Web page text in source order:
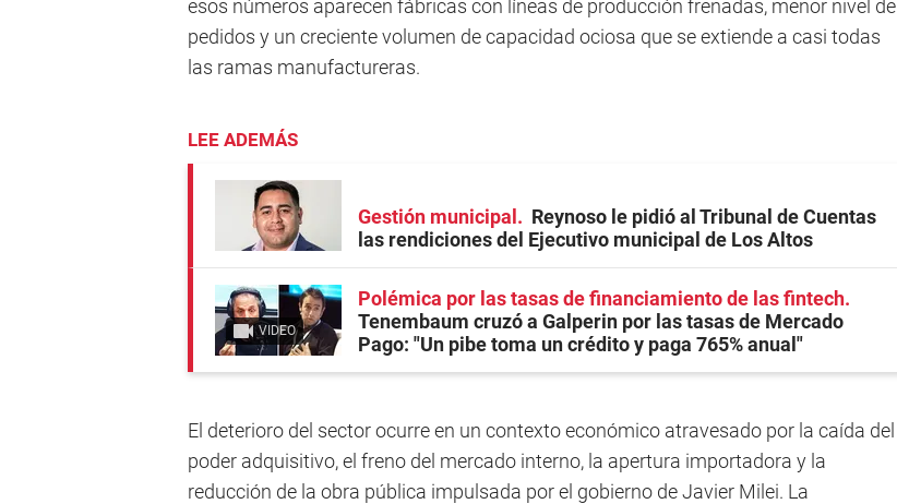
esos números aparecen fábricas con líneas de producción frenadas, menor nivel de
pedidos y un creciente volumen de capacidad ociosa que se extiende a casi todas
las ramas manufactureras.
LEE ADEMÁS
Gestión municipal
Reynoso le pidió al Tribunal de Cuentas
las rendiciones del Ejecutivo municipal de Los Altos
VIDEO
Polémica por las tasas de financiamiento de las fintech
Tenembaum cruzó a Galperin por las tasas de Mercado
Pago: "Un pibe toma un crédito y paga 765% anual"
El deterioro del sector ocurre en un contexto económico atravesado por la caída del
poder adquisitivo, el freno del mercado interno, la apertura importadora y la
reducción de la obra pública impulsada por el gobierno de Javier Milei. La